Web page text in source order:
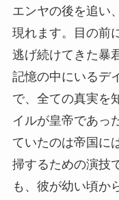
エンヤの後を追い
現れます。目の前
逃げ続けてきた暴
記憶の中にいるデ
で、全ての真実を
イルが皇帝であっ
ていたのは帝国に
掃するための演技
も、彼が幼い頃か